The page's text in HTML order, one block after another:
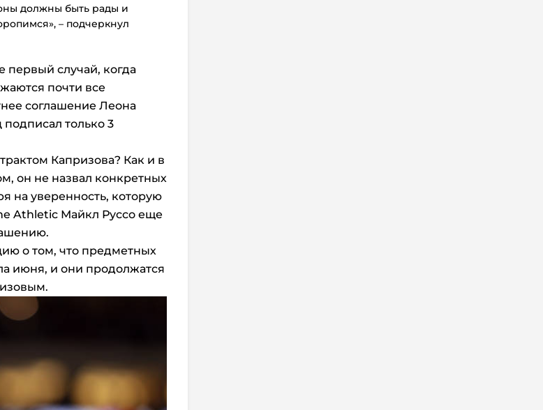
должны быть рады и
– подчеркнул
первый случай, когда
почти все
соглашение Леона
только 3
Капризова? Как и в
он не назвал конкретных
на уверенность, которую
Athletic Майкл Руссо еще
о том, что предметных
июня, и они продолжатся